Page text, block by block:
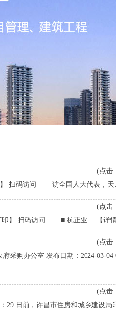
(点击
】 扫码访问 ——访全国人大代表，
(点击
打印】 扫码访问 ■ 杭正亚 … 【详
(点击
采购办公室 发布日期：2024-03-04
(点击
29 日前，许昌市住房和城乡建设局